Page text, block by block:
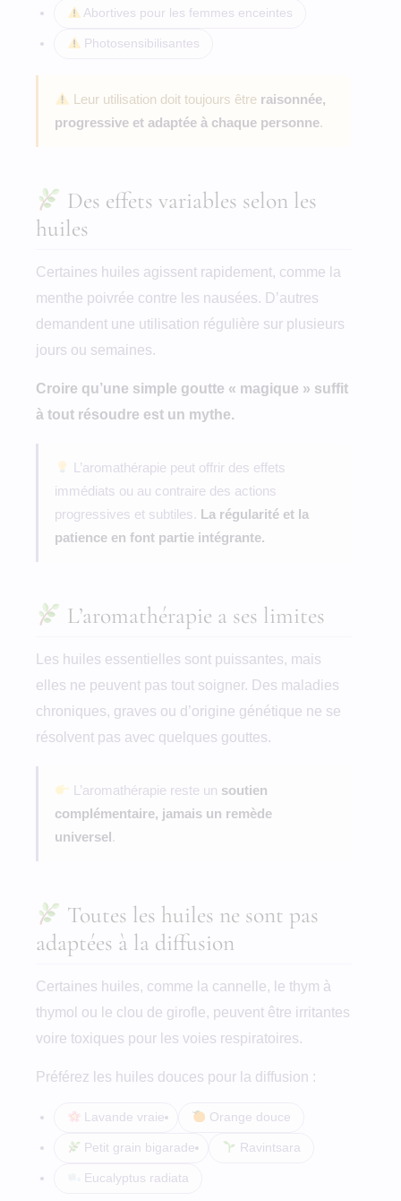
Abortives pour les femmes enceintes
Photosensibilisantes
Leur utilisation doit toujours être raisonnée,
progressive et adaptée à chaque personne.
Des effets variables selon les
huiles
Certaines huiles agissent rapidement, comme la
menthe poivrée contre les nausées. D’autres
demandent une utilisation régulière sur plusieurs
jours ou semaines.
Croire qu’une simple goutte « magique » suffit
à tout résoudre est un mythe.
L’aromathérapie peut offrir des effets
immédiats ou au contraire des actions
progressives et subtiles. La régularité et la
patience en font partie intégrante.
L’aromathérapie a ses limites
Les huiles essentielles sont puissantes, mais
elles ne peuvent pas tout soigner. Des maladies
chroniques, graves ou d’origine génétique ne se
résolvent pas avec quelques gouttes.
L’aromathérapie reste un soutien
complémentaire, jamais un remède
universel .
Toutes les huiles ne sont pas
adaptées à la diffusion
Certaines huiles, comme la cannelle, le thym à
thymol ou le clou de girofle, peuvent être irritantes
voire toxiques pour les voies respiratoires.
Préférez les huiles douces pour la diffusion :
Lavande vraie Orange douce
Petit grain bigarade Ravintsara
Eucalyptus radiata